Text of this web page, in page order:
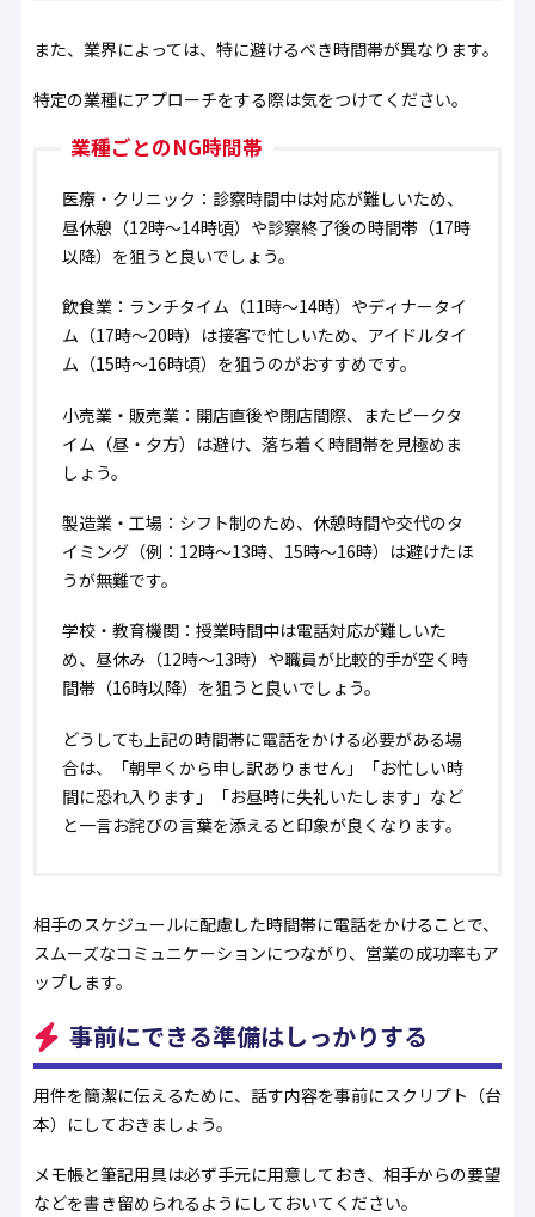
また、業界によっては、特に避けるべき時間帯が異なります。
特定の業種にアプローチをする際は気をつけてください。
業種ごとのNG時間帯
医療・クリニック：診察時間中は対応が難しいため、
昼休憩（12時〜14時頃）や診察終了後の時間帯（17時
以降）を狙うと良いでしょう。
飲食業：ランチタイム（11時～14時）やディナータイ
ム（17時～20時）は接客で忙しいため、アイドルタイ
ム（15時〜16時頃）を狙うのがおすすめです。
小売業・販売業：開店直後や閉店間際、またピークタ
イム（昼・夕方）は避け、落ち着く時間帯を見極めま
しょう。
製造業・工場：シフト制のため、休憩時間や交代のタ
イミング（例：12時〜13時、15時〜16時）は避けたほ
うが無難です。
学校・教育機関：授業時間中は電話対応が難しいた
め、昼休み（12時～13時）や職員が比較的手が空く時
間帯（16時以降）を狙うと良いでしょう。
どうしても上記の時間帯に電話をかける必要がある場
合は、「朝早くから申し訳ありません」「お忙しい時
間に恐れ入ります」「お昼時に失礼いたします」など
と一言お詫びの言葉を添えると印象が良くなります。
相手のスケジュールに配慮した時間帯に電話をかけることで、
スムーズなコミュニケーションにつながり、営業の成功率もア
ップします。
事前にできる準備はしっかりする
用件を簡潔に伝えるために、話す内容を事前にスクリプト（台
本）にしておきましょう。
メモ帳と筆記用具は必ず手元に用意しておき、相手からの要望
などを書き留められるようにしておいてください。